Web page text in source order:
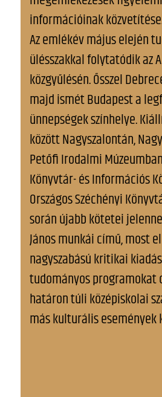
információinak
Az emlékév május elején
ülésszakkal folytatódik az
közgyűlésén. Ősszel
majd ismét Budapest a
ünnepségek színhelye.
között Nagyszalontán,
Petőfi Irodalmi
Könyvtár- és Információs
Országos Széchényi
során újabb kötetei
János munkái című, most
nagyszabású kritikai
tudományos programokat
határon túli középiskolai
más kulturális események